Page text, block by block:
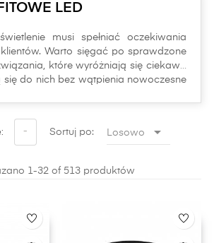
LED
musi spełniać oczekiwania
Warto sięgać po sprawdzone
które wyróżniają się ciekawą
się do nich bez wątpienia nowoczesne
lampy sufitowe LED, które
wysoka jakość wykonania, można
- Sortuj po: Losowo 
1-32 of 513 produktów